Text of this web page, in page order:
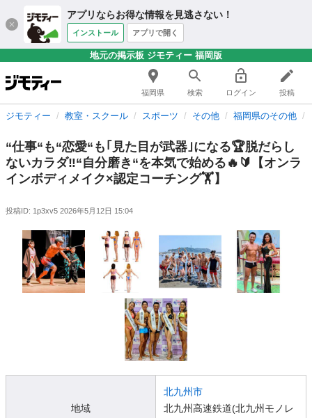
アプリならお得な情報を見逃さない！
インストール アプリで開く
地元の掲示板 ジモティー 福岡版
福岡県 検索 ログイン 投稿
ジモティー 教室・スクール スポーツ その他 福岡県のその他
“仕事“も“恋愛“も｢見た目が武器｣になる🏆脱だらし
ないカラダ‼️“自分磨き“を本気で始める🔥🔰【オンラ
インボディメイク×認定コーチング🏋️】
投稿ID: 1p3xv5 2026年5月12日 15:04
地域
北九州市
北九州高速鉄道(北九州モノレ